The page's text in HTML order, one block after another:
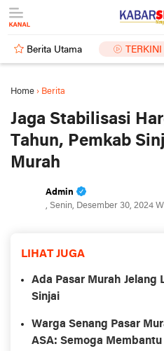
Berita Utama TERKINI
Home › Berita
Jaga Stabilisasi
Tahun, Pemkab
Murah
Admin
, Senin, Desember 30, 2024
LIHAT JUGA
Ada Pasar Murah Jelang
Sinjai
Warga Senang Pasar
ASA: Semoga